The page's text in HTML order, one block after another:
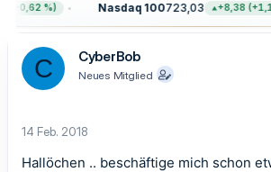
r
a
m
(+0,62 %) Nasdaq 100723,03 +8,38
C CyberBob
Neues Mitglied
14 Feb. 2018
Hallöchen .. beschäftige mich schon